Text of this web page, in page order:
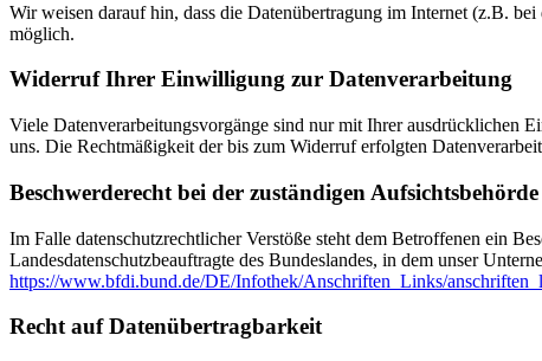
Wir weisen darauf hin, dass die Datenübertragung im Internet (z.B.
möglich.
Widerruf Ihrer Einwilligung zur Datenverarbeitung
Viele Datenverarbeitungsvorgänge sind nur mit Ihrer ausdrücklichen
uns. Die Rechtmäßigkeit der bis zum Widerruf erfolgten
Beschwerderecht bei der zuständigen Aufsichtsbehörde
Im Falle datenschutzrechtlicher Verstöße steht dem Betroffenen ein
Landesdatenschutzbeauftragte des Bundeslandes, in dem unser
https://www.bfdi.bund.de/DE/Infothek/Anschriften_Links/
Recht auf Datenübertragbarkeit